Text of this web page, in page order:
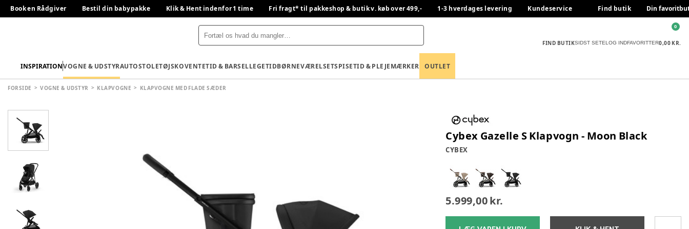
Book en Rådgiver Bestil din babypakke Klik & Hent indenfor 1 time Fri fragt* til pakkeshop & butik v. køb over 499,- 1-3 hverdages levering Kundeservice Find butik Din
FIND BUTIKSIDST SETELOG INDFAVORITTER0,00 KR.
0
INSPIRATIONVOGNE & UDSTYRAUTOSTOLETØJSKOVENTETID & BARSELLEGETIDBØRNEVÆRELSETSPISETID & PLEJEMÆRKER OUTLET
FORSIDE VOGNE & UDSTYR KLAPVOGNE KLAPVOGNE MED FLADE SÆDER
Cybex Gazelle S Klapvogn - Moon Black
CYBEX
5.999,00 kr.